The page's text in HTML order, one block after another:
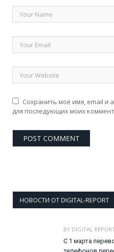
Сохранить моё имя, email и
для последующих моих
НОВОСТИ ОТ DIGITAL-REPORT
BY DIGITAL
С 1 марта